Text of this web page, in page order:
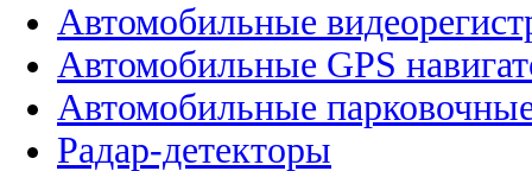
Автомобильные
Автомобильные GPS
Автомобильные
Радар-детекторы